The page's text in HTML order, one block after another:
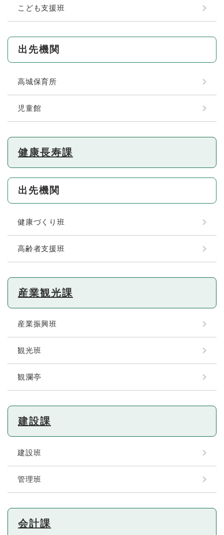
こども支援班
出先機関
高城保育所
児童館
健康長寿課
出先機関
健康づくり班
高齢者支援班
産業観光課
産業振興班
観光班
観瀾亭
建設課
建設班
管理班
会計課